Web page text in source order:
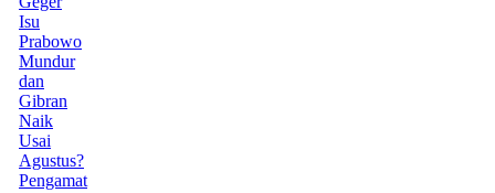
Isu
Prabowo
Mundur
dan
Gibran
Naik
Usai
Agustus?
Pengamat